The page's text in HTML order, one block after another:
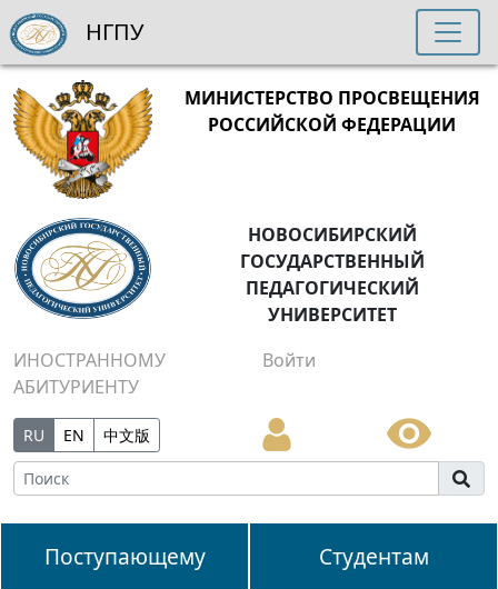
МИНИСТЕРСТВО ПРОСВЕЩЕНИЯ
РОССИЙСКОЙ ФЕДЕРАЦИИ
НОВОСИБИРСКИЙ
ГОСУДАРСТВЕННЫЙ
ПЕДАГОГИЧЕСКИЙ
УНИВЕРСИТЕТ
ИНОСТРАННОМУ
АБИТУРИЕНТУ
Войти
RU EN 中文版
Поступающему Студентам
НГПУ